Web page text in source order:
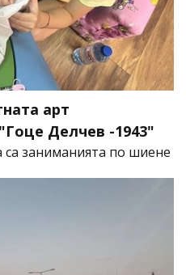
арт
Делчев -1943"
заниманията по шиене